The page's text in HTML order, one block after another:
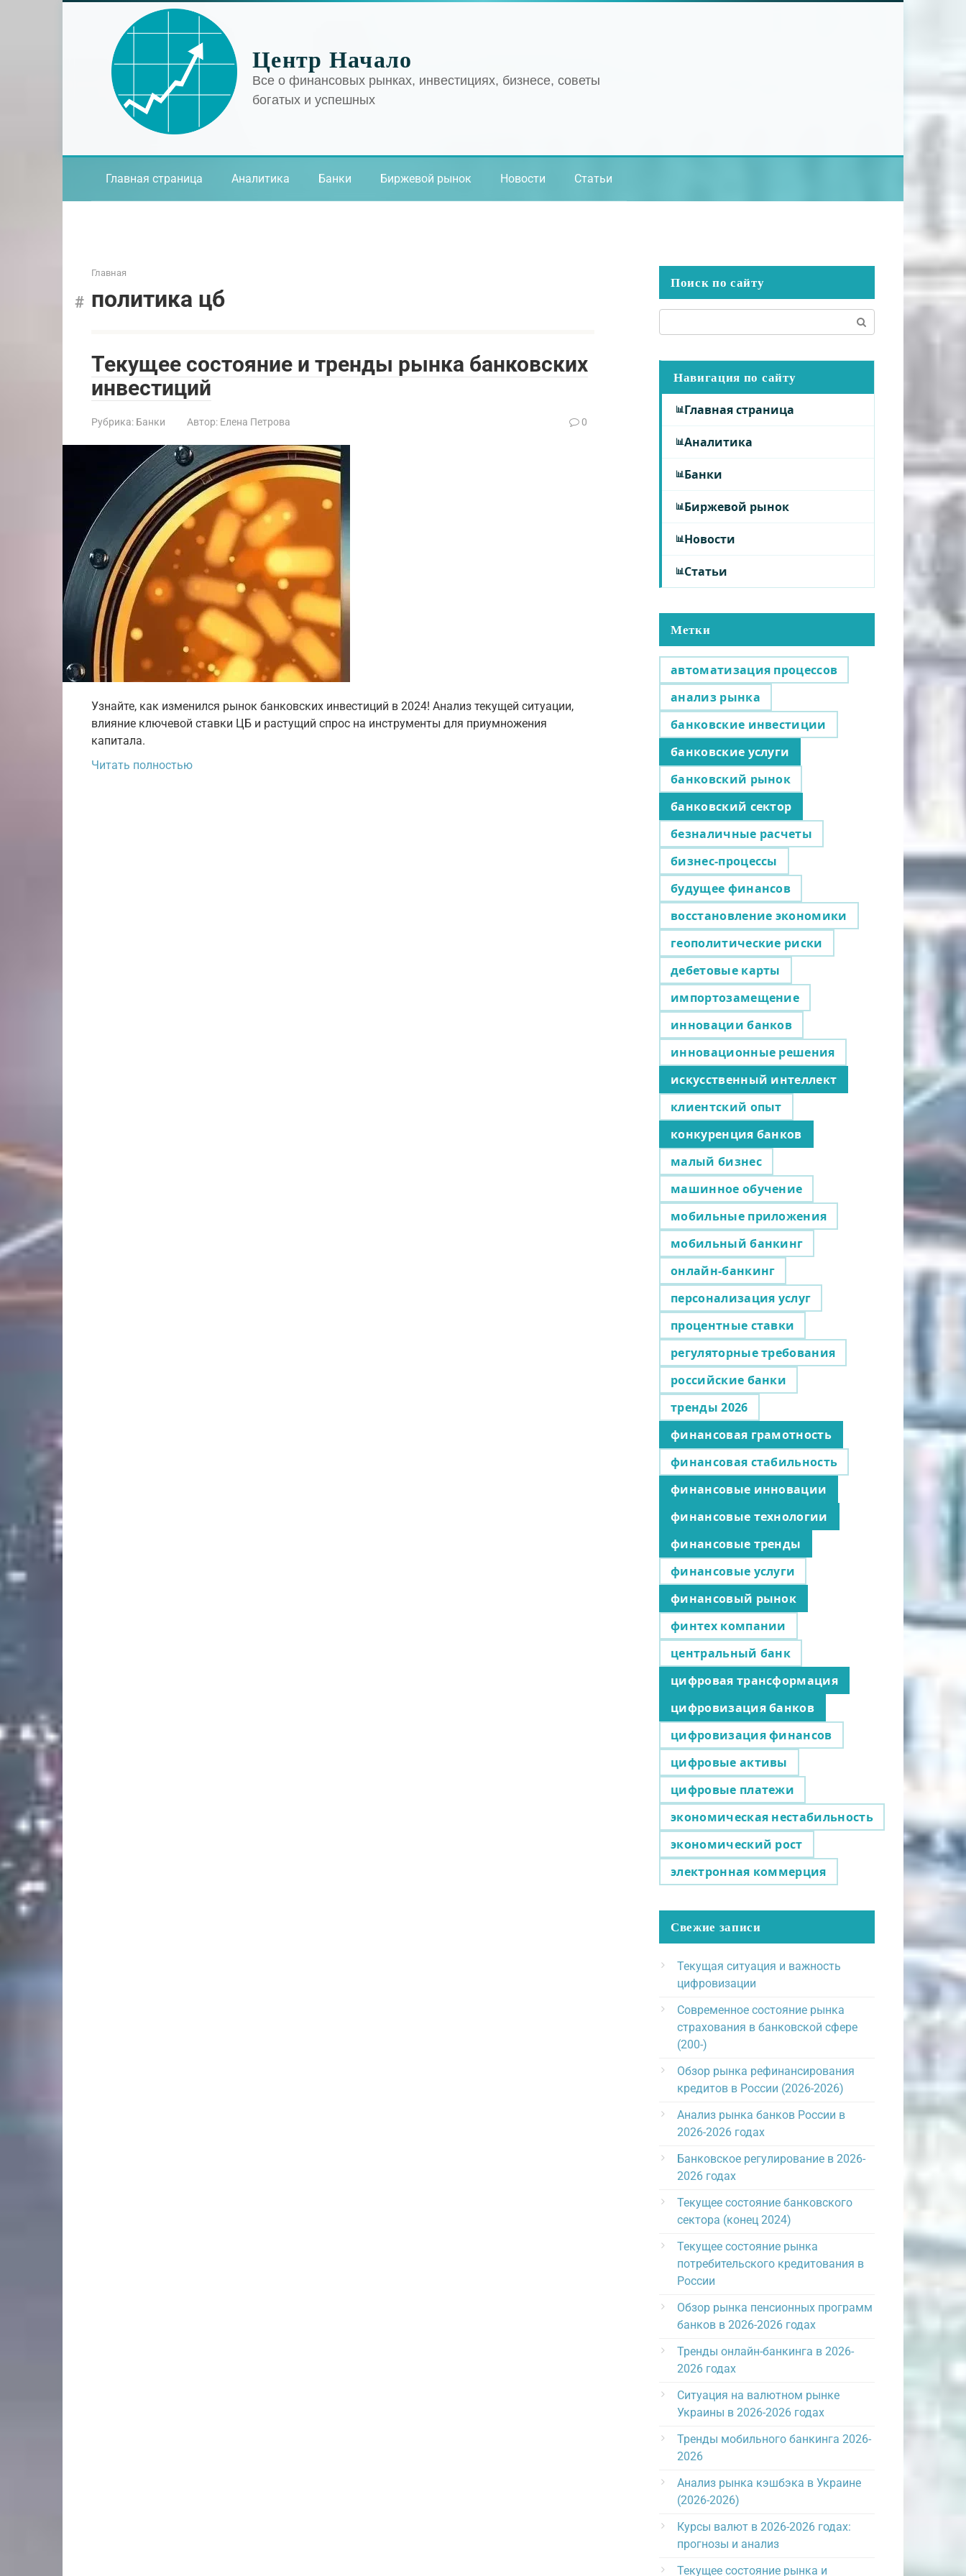
Центр Начало
Все о финансовых рынках, инвестициях, бизнесе, советы
богатых и успешных
Главная страница Аналитика Банки Биржевой рынок Новости Статьи
Главная
политика цб
Текущее состояние и тренды рынка банковских
инвестиций
Рубрика: Банки Автор: Елена Петрова 0
Узнайте, как изменился рынок банковских инвестиций в 2024! Анализ текущей ситуации,
влияние ключевой ставки ЦБ и растущий спрос на инструменты для приумножения
капитала.
Читать полностью
Поиск по сайту
Навигация по сайту
Главная страница
Аналитика
Банки
Биржевой рынок
Новости
Статьи
Метки
автоматизация процессов
анализ рынка
банковские инвестиции
банковские услуги
банковский рынок
банковский сектор
безналичные расчеты
бизнес-процессы
будущее финансов
восстановление экономики
геополитические риски
дебетовые карты
импортозамещение
инновации банков
инновационные решения
искусственный интеллект
клиентский опыт
конкуренция банков
малый бизнес
машинное обучение
мобильные приложения
мобильный банкинг
онлайн-банкинг
персонализация услуг
процентные ставки
регуляторные требования
российские банки
тренды 2026
финансовая грамотность
финансовая стабильность
финансовые инновации
финансовые технологии
финансовые тренды
финансовые услуги
финансовый рынок
финтех компании
центральный банк
цифровая трансформация
цифровизация банков
цифровизация финансов
цифровые активы
цифровые платежи
экономическая нестабильность
экономический рост
электронная коммерция
Свежие записи
Текущая ситуация и важность
цифровизации
Современное состояние рынка
страхования в банковской сфере
(200-)
Обзор рынка рефинансирования
кредитов в России (2026-2026)
Анализ рынка банков России в
2026-2026 годах
Банковское регулирование в 2026-
2026 годах
Текущее состояние банковского
сектора (конец 2024)
Текущее состояние рынка
потребительского кредитования в
России
Обзор рынка пенсионных программ
банков в 2026-2026 годах
Тренды онлайн-банкинга в 2026-
2026 годах
Ситуация на валютном рынке
Украины в 2026-2026 годах
Тренды мобильного банкинга 2026-
2026
Анализ рынка кэшбэка в Украине
(2026-2026)
Курсы валют в 2026-2026 годах:
прогнозы и анализ
Текущее состояние рынка и